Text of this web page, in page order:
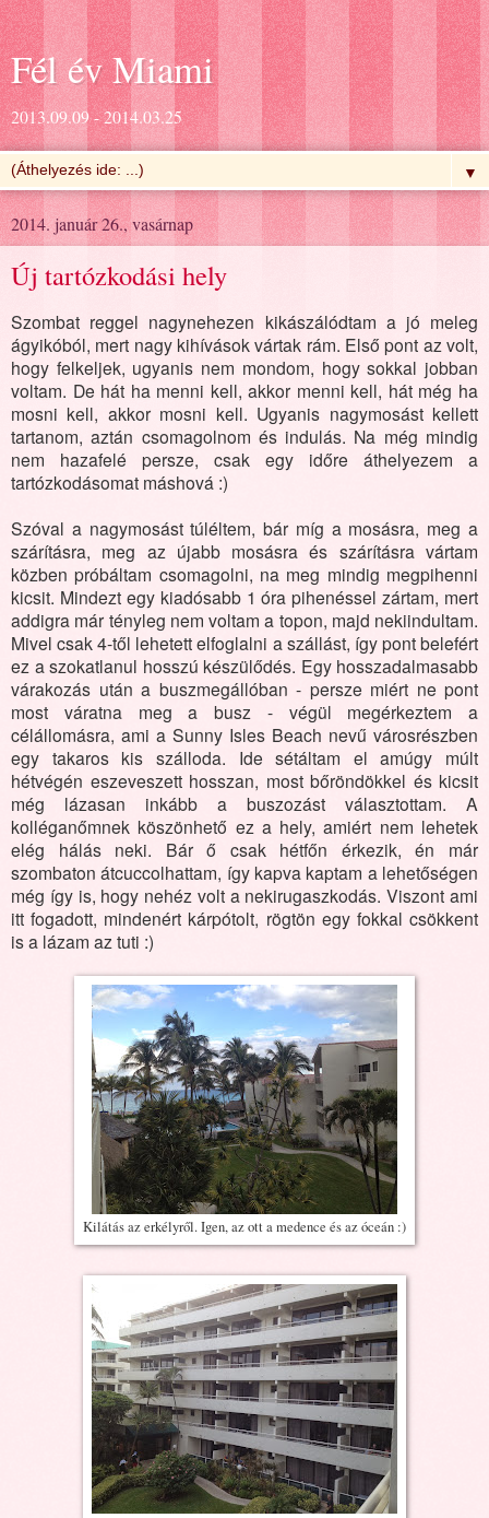
Fél év Miami
2013.09.09 - 2014.03.25
▼
2014. január 26., vasárnap
Új tartózkodási hely
Szombat reggel nagynehezen kikászálódtam a jó meleg
ágyikóból, mert nagy kihívások vártak rám. Első pont az volt,
hogy felkeljek, ugyanis nem mondom, hogy sokkal jobban
voltam. De hát ha menni kell, akkor menni kell, hát még ha
mosni kell, akkor mosni kell. Ugyanis nagymosást kellett
tartanom, aztán csomagolnom és indulás. Na még mindig
nem hazafelé persze, csak egy időre áthelyezem a
tartózkodásomat máshová :)
Szóval a nagymosást túléltem, bár míg a mosásra, meg a
szárításra, meg az újabb mosásra és szárításra vártam
közben próbáltam csomagolni, na meg mindig megpihenni
kicsit. Mindezt egy kiadósabb 1 óra pihenéssel zártam, mert
addigra már tényleg nem voltam a topon, majd nekiindultam.
Mivel csak 4-től lehetett elfoglalni a szállást, így pont belefért
ez a szokatlanul hosszú készülődés. Egy hosszadalmasabb
várakozás után a buszmegállóban - persze miért ne pont
most váratna meg a busz - végül megérkeztem a
célállomásra, ami a Sunny Isles Beach nevű városrészben
egy takaros kis szálloda. Ide sétáltam el amúgy múlt
hétvégén eszeveszett hosszan, most bőröndökkel és kicsit
még lázasan inkább a buszozást választottam. A
kolléganőmnek köszönhető ez a hely, amiért nem lehetek
elég hálás neki. Bár ő csak hétfőn érkezik, én már
szombaton átcuccolhattam, így kapva kaptam a lehetőségen
még így is, hogy nehéz volt a nekirugaszkodás. Viszont ami
itt fogadott, mindenért kárpótolt, rögtön egy fokkal csökkent
is a lázam az tuti :)
Kilátás az erkélyről. Igen, az ott a medence és az óceán :)